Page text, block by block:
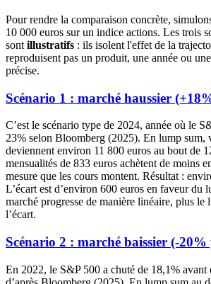
Pour rendre la comparaison concrète,
10 000 euros sur un indice actions. Les trois
sont illustratifs : ils isolent l'effet de la
reproduisent pas un produit, une année ou
précise.
Scénario 1 : marché haussier
C’est le scénario type de 2024, année où le
23% selon Bloomberg (2025). En lump sum,
deviennent environ 11 800 euros au bout de
mensualités de 833 euros achètent de moins
mesure que les cours montent. Résultat :
L’écart est d’environ 600 euros en faveur du
marché progresse de manière linéaire, plus le
l’écart.
Scénario 2 : marché baissier (-20%
En 2022, le S&P 500 a chuté de 18,1% avant